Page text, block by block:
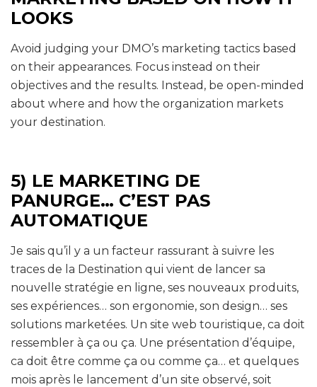
LOOKS
Avoid judging your DMO’s marketing tactics based
on their appearances. Focus instead on their
objectives and the results. Instead, be open-minded
about where and how the organization markets
your destination.
5) LE MARKETING DE
PANURGE… C’EST PAS
AUTOMATIQUE
Je sais qu’il y a un facteur rassurant à suivre les
traces de la Destination qui vient de lancer sa
nouvelle stratégie en ligne, ses nouveaux produits,
ses expériences… son ergonomie, son design… ses
solutions marketées. Un site web touristique, ca doit
ressembler à ça ou ça. Une présentation d’équipe,
ca doit être comme ça ou comme ça… et quelques
mois après le lancement d’un site observé, soit